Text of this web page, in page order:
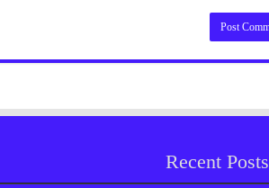
Recent Posts